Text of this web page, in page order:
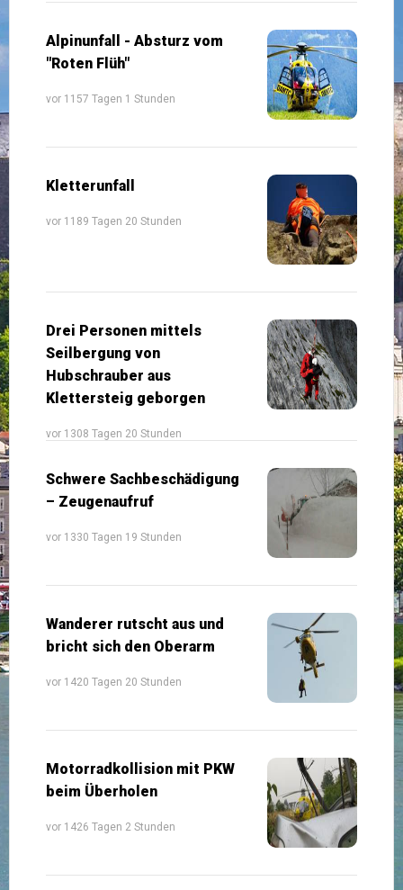
Alpinunfall - Absturz vom
"Roten Flüh"
vor 1157 Tagen 1 Stunden
Kletterunfall
vor 1189 Tagen 20 Stunden
Drei Personen mittels
Seilbergung von
Hubschrauber aus
Klettersteig geborgen
vor 1308 Tagen 20 Stunden
Schwere Sachbeschädigung
– Zeugenaufruf
vor 1330 Tagen 19 Stunden
Wanderer rutscht aus und
bricht sich den Oberarm
vor 1420 Tagen 20 Stunden
Motorradkollision mit PKW
beim Überholen
vor 1426 Tagen 2 Stunden